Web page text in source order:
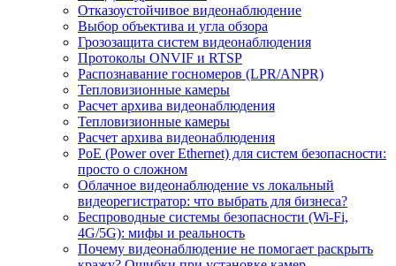
Отказоустойчивое видеонаблюдение
Выбор объектива и угла обзора
Грозозащита систем видеонаблюдения
Протоколы ONVIF и RTSP
Распознавание госномеров (LPR/ANPR)
Тепловизионные камеры
Расчет архива видеонаблюдения
Тепловизионные камеры
Расчет архива видеонаблюдения
PoE (Power over Ethernet) для систем безопасности:
просто о сложном
Облачное видеонаблюдение vs локальный
видеорегистратор: что выбрать для бизнеса?
Беспроводные системы безопасности (Wi-Fi,
4G/5G): мифы и реальность
Почему видеонаблюдение не помогает раскрыть